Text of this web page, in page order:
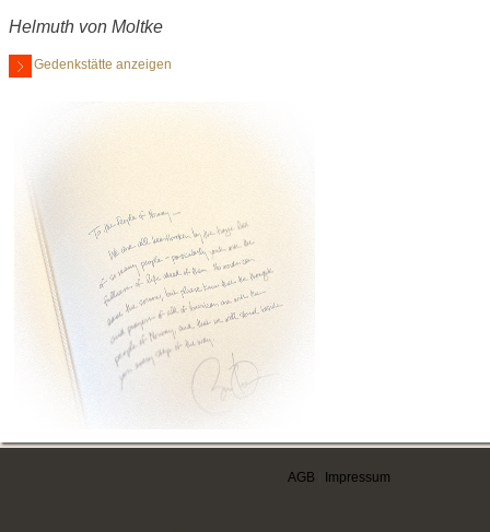
Helmuth von Moltke
Gedenkstätte anzeigen
AGB Impressum